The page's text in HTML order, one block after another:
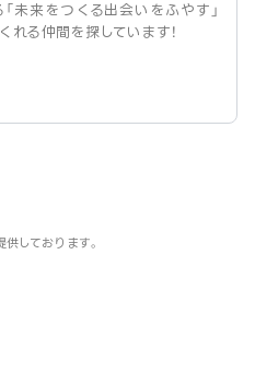
未来をつくる出会いをふやす」
れる仲間を探しています！
供しております。